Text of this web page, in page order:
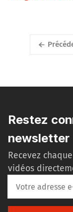
Restez
newsletter
Recevez
vidéos